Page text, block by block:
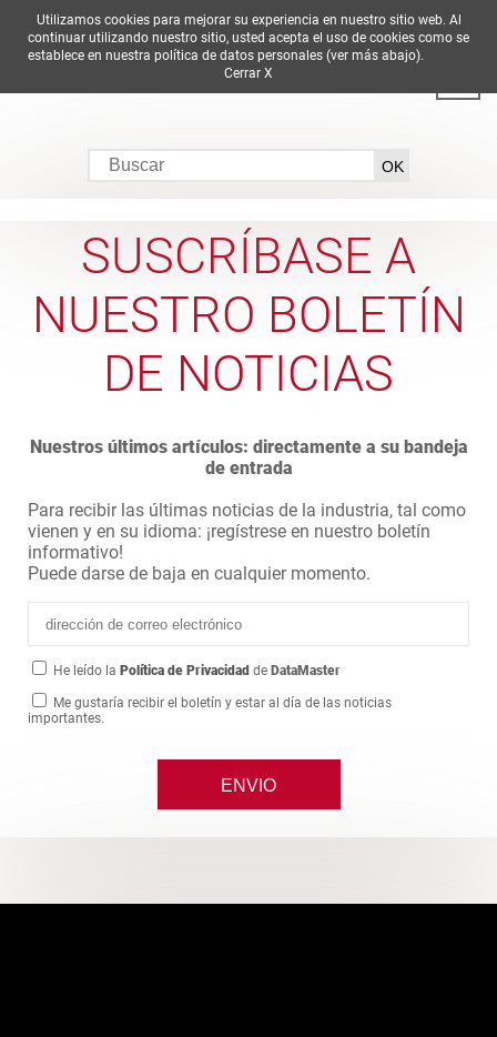
DE EN ES FR
SUSCRÍBASE A
NUESTRO BOLETÍN
DE NOTICIAS
Nuestros últimos artículos: directamente a su bandeja
de entrada
Para recibir las últimas noticias de la industria, tal como
vienen y en su idioma: ¡regístrese en nuestro boletín
informativo!
Puede darse de baja en cualquier momento.
He leído la Política de Privacidad de DataMaster
Me gustaría recibir el boletín y estar al día de las noticias
importantes.
Utilizamos cookies para mejorar su experiencia en nuestro sitio web. Al
continuar utilizando nuestro sitio, usted acepta el uso de cookies como se
establece en nuestra política de datos personales (ver más abajo).
Cerrar X